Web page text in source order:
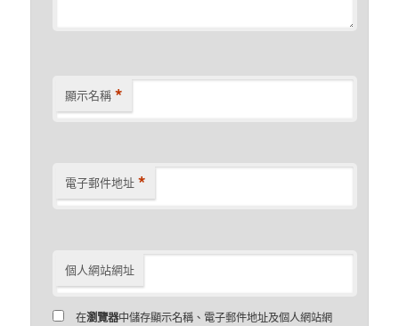
顯示名稱 *
電子郵件地址 *
個人網站網址
在瀏覽器中儲存顯示名稱、電子郵件地址及個人網站網